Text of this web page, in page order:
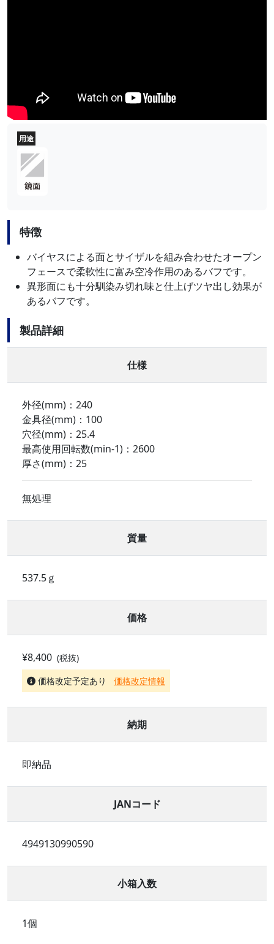
用途
特徴
バイヤスによる面とサイザルを組み合わせたオープン
フェースで柔軟性に富み空冷作用のあるバフです。
異形面にも十分馴染み切れ味と仕上げツヤ出し効果が
あるバフです。
製品詳細
仕様
外径(mm)：240
金具径(mm)：100
穴径(mm)：25.4
最高使用回転数(min-1)：2600
厚さ(mm)：25
無処理
質量
537.5ｇ
価格
¥8,400 (税抜)
価格改定予定あり
価格改定情報
納期
即納品
JANコード
4949130990590
小箱入数
1個